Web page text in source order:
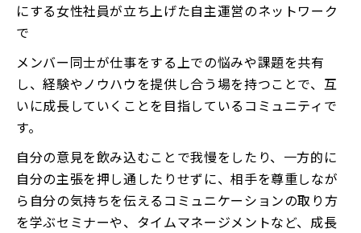
にする女性社員が立ち上げた自主運営のネットワーク
で
メンバー同士が仕事をする上での悩みや課題を共有
し、経験やノウハウを提供し合う場を持つことで、互
いに成長していくことを目指しているコミュニティで
す。
自分の意見を飲み込むことで我慢をしたり、一方的に
自分の主張を押し通したりせずに、相手を尊重しなが
ら自分の気持ちを伝えるコミュニケーションの取り方
を学ぶセミナーや、タイムマネージメントなど、成長